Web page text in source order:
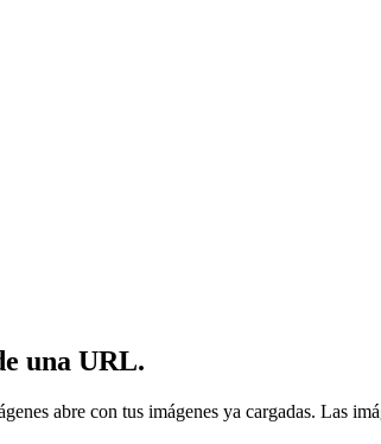
una URL.
abre con tus imágenes ya cargadas. Las